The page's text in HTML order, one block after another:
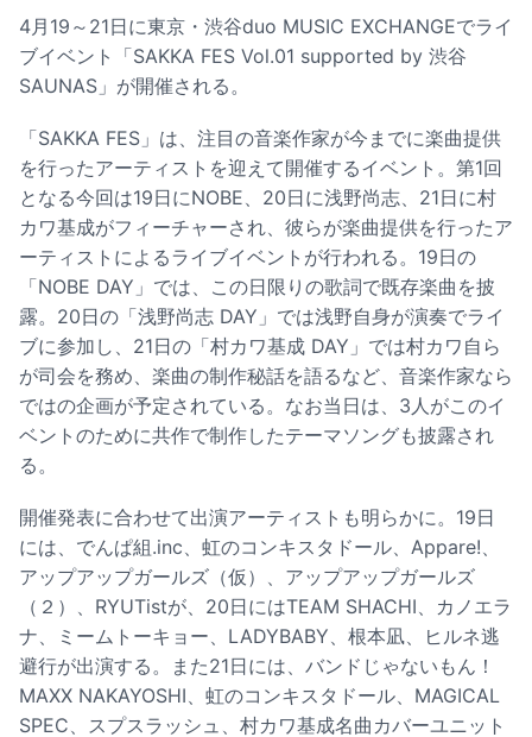
4月19～21日に東京・渋谷duo MUSIC EXCHANGEでライ
ブイベント「SAKKA FES Vol.01 supported by 渋谷
SAUNAS」が開催される。
「SAKKA FES」は、注目の音楽作家が今までに楽曲提供
を行ったアーティストを迎えて開催するイベント。第1回
となる今回は19日にNOBE、20日に浅野尚志、21日に村
カワ基成がフィーチャーされ、彼らが楽曲提供を行ったア
ーティストによるライブイベントが行われる。19日の
「NOBE DAY」では、この日限りの歌詞で既存楽曲を披
露。20日の「浅野尚志 DAY」では浅野自身が演奏でライ
ブに参加し、21日の「村カワ基成 DAY」では村カワ自ら
が司会を務め、楽曲の制作秘話を語るなど、音楽作家なら
ではの企画が予定されている。なお当日は、3人がこのイ
ベントのために共作で制作したテーマソングも披露され
る。
開催発表に合わせて出演アーティストも明らかに。19日
には、でんぱ組.inc、虹のコンキスタドール、Appare!、
アップアップガールズ（仮）、アップアップガールズ
（２）、RYUTistが、20日にはTEAM SHACHI、カノエラ
ナ、ミームトーキョー、LADYBABY、根本凪、ヒルネ逃
避行が出演する。また21日には、バンドじゃないもん！
MAXX NAKAYOSHI、虹のコンキスタドール、MAGICAL
SPEC、スプスラッシュ、村カワ基成名曲カバーユニット